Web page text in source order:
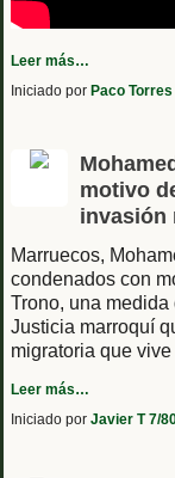
Leer más…
Iniciado por Paco
motivo
invasión
Marruecos,
condenados con
Trono, una
Justicia marroquí
migratoria que vive
Leer más…
Iniciado por Javier T 7/